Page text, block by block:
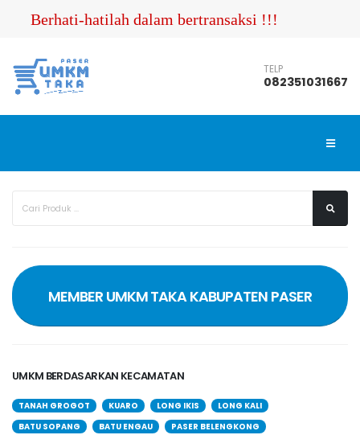
Berhati-hatilah dalam bertransaksi !!! Pastikan
TELP
082351031667
MEMBER UMKM TAKA KABUPATEN PASER
UMKM BERDASARKAN KECAMATAN
TANAH GROGOT KUARO LONG IKIS
LONG KALI
BATU SOPANG
BATU ENGAU
PASER BELENGKONG